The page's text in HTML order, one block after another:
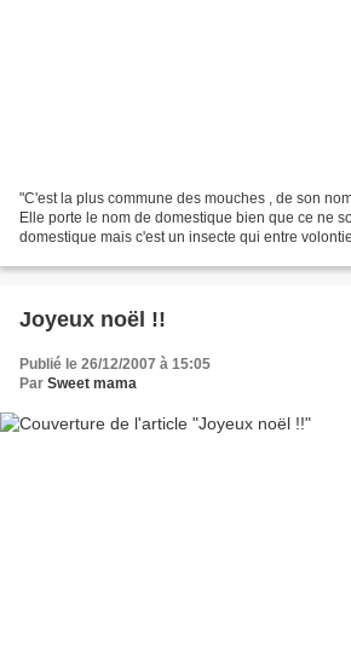
"C'est la plus commune des mouches , de son
Elle porte le nom de domestique bien que ce ne
domestique mais c'est un insecte qui entre
Joyeux noël !!
Publié le 26/12/2007 à 15:05
Par Sweet mama